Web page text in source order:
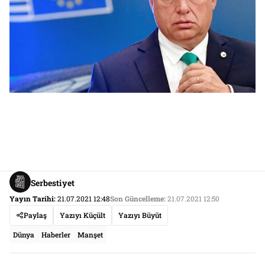
Serbestiyet
Yayın Tarihi:21.07.2021 12:48Son Güncelleme:21.07.2021 12:50
Paylaş
Yazıyı Küçült Yazıyı Büyüt
Dünya Haberler Manşet